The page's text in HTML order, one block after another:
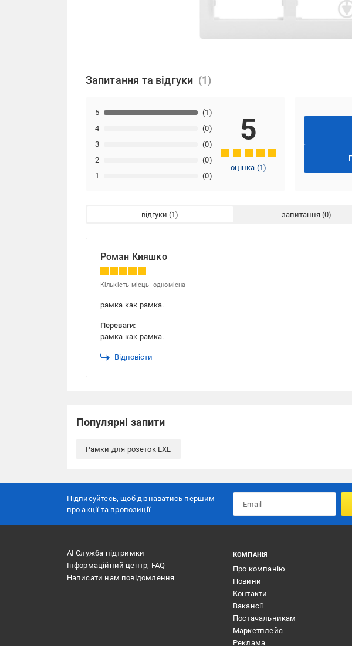
Запитання та відгуки
1 (0)
2 (0)
3 (0)
4 (0)
5 (1)
5
оцінка (1)
відгуки запитання
Роман Кияшко
Кількість місць: одномісна
рамка как рамка.
Переваги:
рамка как рамка.
Відповісти
Популярні запити
Рамки для розеток LXL
Підписуйтесь, щоб дізнаватись першим
про акції та пропозиції
АІ Служба підтримки
Інформаційний центр, FAQ
Написати нам повідомлення
КОМПАНІЯ
Про компанію
Новини
Контакти
Вакансії
Постачальникам
Маркетплейс
Реклама